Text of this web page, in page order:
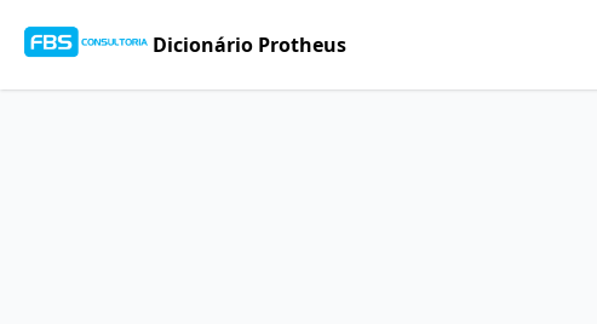
Dicionário Protheus